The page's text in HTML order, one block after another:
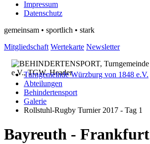
Impressum
Datenschutz
gemeinsam • sportlich • stark
Mitgliedschaft Wertekarte Newsletter
Turngemeinde Würzburg von 1848 e.V.
Abteilungen
Behindertensport
Galerie
Rollstuhl-Rugby Turnier 2017 - Tag 1
Bayreuth - Frankfurt